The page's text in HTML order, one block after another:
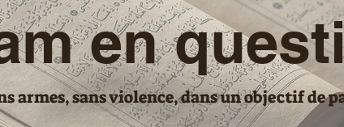
en
armes, sans violence, dans un objectif de